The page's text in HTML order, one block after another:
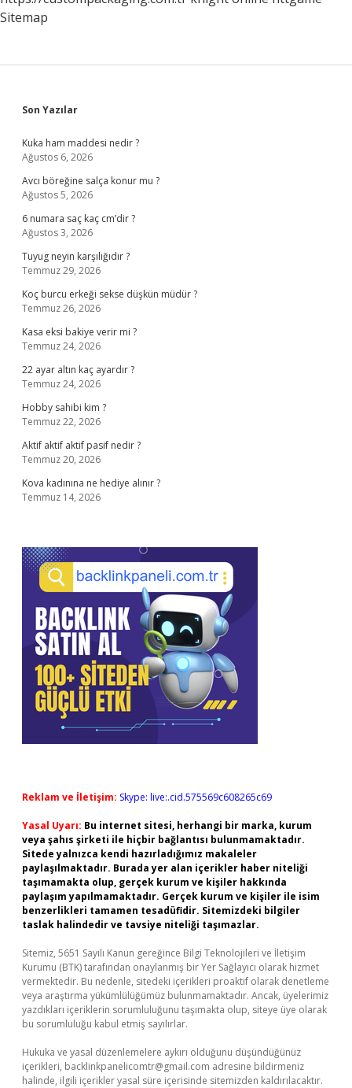
Sitemap
Sidebar
Son Yazılar
Kuka ham maddesi nedir ?
Ağustos 6, 2026
Avcı böreğine salça konur mu ?
Ağustos 5, 2026
6 numara saç kaç cm’dir ?
Ağustos 3, 2026
Tuyug neyin karşılığıdır ?
Temmuz 29, 2026
Koç burcu erkeği sekse düşkün müdür ?
Temmuz 26, 2026
Kasa eksi bakiye verir mi ?
Temmuz 24, 2026
22 ayar altın kaç ayardır ?
Temmuz 24, 2026
Hobby sahibi kim ?
Temmuz 22, 2026
Aktif aktif aktif pasif nedir ?
Temmuz 20, 2026
Kova kadınına ne hediye alınır ?
Temmuz 14, 2026
Reklam ve İletişim: Skype: live:.cid.575569c608265c69
Yasal Uyarı: Bu internet sitesi, herhangi bir marka, kurum
veya şahıs şirketi ile hiçbir bağlantısı bulunmamaktadır.
Sitede yalnızca kendi hazırladığımız makaleler
paylaşılmaktadır. Burada yer alan içerikler haber niteliği
taşımamakta olup, gerçek kurum ve kişiler hakkında
paylaşım yapılmamaktadır. Gerçek kurum ve kişiler ile isim
benzerlikleri tamamen tesadüfidir. Sitemizdeki bilgiler
taslak halindedir ve tavsiye niteliği taşımazlar.
Sitemiz, 5651 Sayılı Kanun gereğince Bilgi Teknolojileri ve İletişim
Kurumu (BTK) tarafından onaylanmış bir Yer Sağlayıcı olarak hizmet
vermektedir. Bu nedenle, sitedeki içerikleri proaktif olarak denetleme
veya araştırma yükümlülüğümüz bulunmamaktadır. Ancak, üyelerimiz
yazdıkları içeriklerin sorumluluğunu taşımakta olup, siteye üye olarak
bu sorumluluğu kabul etmiş sayılırlar.
Hukuka ve yasal düzenlemelere aykırı olduğunu düşündüğünüz
içerikleri, backlinkpanelicomtr@gmail.com adresine bildirmeniz
halinde, ilgili içerikler yasal süre içerisinde sitemizden kaldırılacaktır.